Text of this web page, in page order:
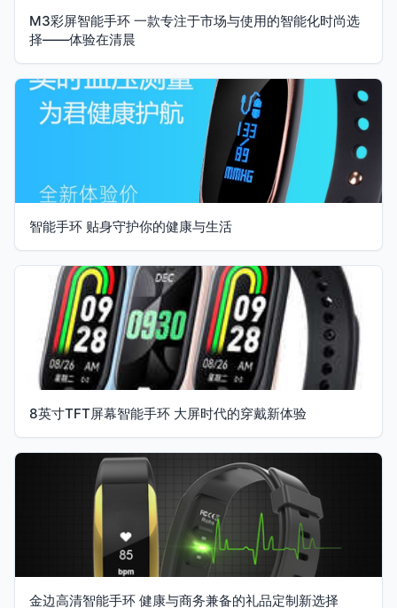
M3彩屏智能手环 一款专注于市场与使用的智能化时尚选
择——体验在清晨
智能手环 贴身守护你的健康与生活
8英寸TFT屏幕智能手环 大屏时代的穿戴新体验
金边高清智能手环 健康与商务兼备的礼品定制新选择